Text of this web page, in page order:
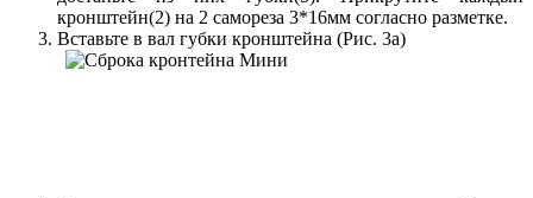
кронштейн(2) на 2 самореза 3*16мм согласно разметке.
Вставьте в вал губки кронштейна (Рис. 3а)